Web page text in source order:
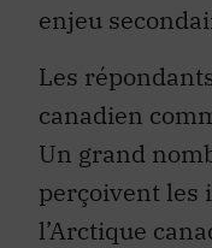
enjeu
Les
canadien
Un grand
perçoivent les
l’Arctique